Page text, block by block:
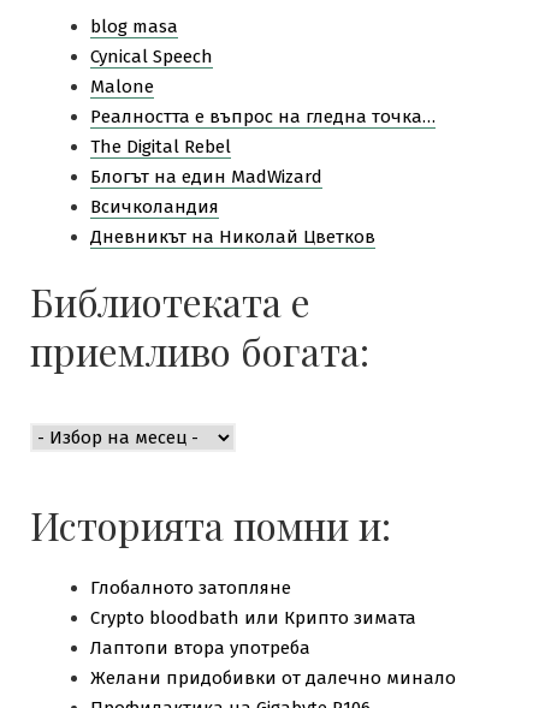
blog masa
Cynical Speech
Malone
Pеалността е въпрос на гледна точка…
The Digital Rebel
Блогът на един MadWizard
Всичколандия
Дневникът на Николай Цветков
Библиотеката е
приемливо богата:
Историята помни и:
Глобалното затопляне
Crypto bloodbath или Крипто зимата
Лаптопи втора употреба
Желани придобивки от далечно минало